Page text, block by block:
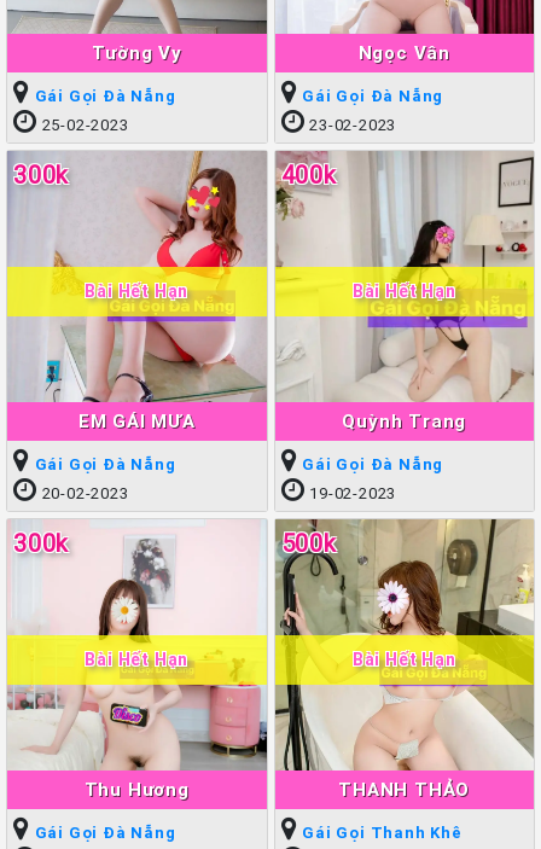
Tường Vy
Gái Gọi Đà Nẵng
25-02-2023
Ngọc Vân
Gái Gọi Đà Nẵng
23-02-2023
EM GÁI MƯA
300k
Bài Hết Hạn
Gái Gọi Đà Nẵng
20-02-2023
Quỳnh Trang
400k
Bài Hết Hạn
Gái Gọi Đà Nẵng
19-02-2023
Thu Hương
300k
Bài Hết Hạn
Gái Gọi Đà Nẵng
THANH THẢO
500k
Bài Hết Hạn
Gái Gọi Thanh Khê